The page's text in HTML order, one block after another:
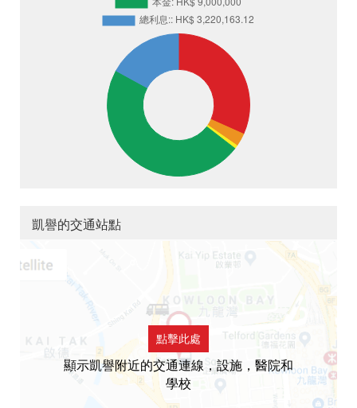
凱譽的交通站點
點擊此處
顯示凱譽附近的交通連線，設施，醫院和
學校